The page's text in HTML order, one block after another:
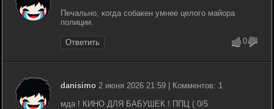
Печально, когда собакен умнее целого майора
полиции.
Ответить 0
danisimo 2 июня 2026 21:59 | Комментов: 1
мда ! КИНО ДЛЯ БАБУШЕК ! ППЦ ( 0/5